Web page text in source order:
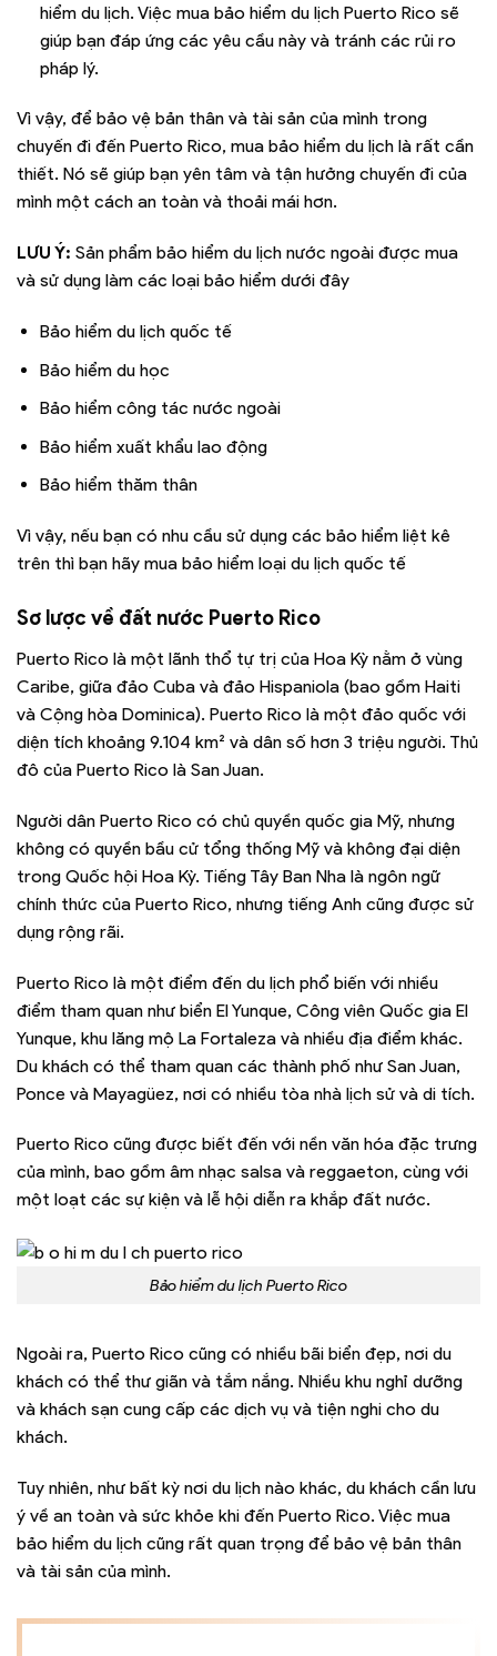
hiểm du lịch. Việc mua bảo hiểm du lịch Puerto Rico sẽ
giúp bạn đáp ứng các yêu cầu này và tránh các rủi ro
pháp lý.
Vì vậy, để bảo vệ bản thân và tài sản của mình trong
chuyến đi đến Puerto Rico, mua bảo hiểm du lịch là rất cần
thiết. Nó sẽ giúp bạn yên tâm và tận hưởng chuyến đi của
mình một cách an toàn và thoải mái hơn.
LƯU Ý: Sản phẩm bảo hiểm du lịch nước ngoài được mua
và sử dụng làm các loại bảo hiểm dưới đây
Bảo hiểm du lịch quốc tế
Bảo hiểm du học
Bảo hiểm công tác nước ngoài
Bảo hiểm xuất khẩu lao động
Bảo hiểm thăm thân
Vì vậy, nếu bạn có nhu cầu sử dụng các bảo hiểm liệt kê
trên thì bạn hãy mua bảo hiểm loại du lịch quốc tế
Sơ lược về đất nước Puerto Rico
Puerto Rico là một lãnh thổ tự trị của Hoa Kỳ nằm ở vùng
Caribe, giữa đảo Cuba và đảo Hispaniola (bao gồm Haiti
và Cộng hòa Dominica). Puerto Rico là một đảo quốc với
diện tích khoảng 9.104 km² và dân số hơn 3 triệu người. Thủ
đô của Puerto Rico là San Juan.
Người dân Puerto Rico có chủ quyền quốc gia Mỹ, nhưng
không có quyền bầu cử tổng thống Mỹ và không đại diện
trong Quốc hội Hoa Kỳ. Tiếng Tây Ban Nha là ngôn ngữ
chính thức của Puerto Rico, nhưng tiếng Anh cũng được sử
dụng rộng rãi.
Puerto Rico là một điểm đến du lịch phổ biến với nhiều
điểm tham quan như biển El Yunque, Công viên Quốc gia El
Yunque, khu lăng mộ La Fortaleza và nhiều địa điểm khác.
Du khách có thể tham quan các thành phố như San Juan,
Ponce và Mayagüez, nơi có nhiều tòa nhà lịch sử và di tích.
Puerto Rico cũng được biết đến với nền văn hóa đặc trưng
của mình, bao gồm âm nhạc salsa và reggaeton, cùng với
một loạt các sự kiện và lễ hội diễn ra khắp đất nước.
Bảo hiểm du lịch Puerto Rico
Ngoài ra, Puerto Rico cũng có nhiều bãi biển đẹp, nơi du
khách có thể thư giãn và tắm nắng. Nhiều khu nghỉ dưỡng
và khách sạn cung cấp các dịch vụ và tiện nghi cho du
khách.
Tuy nhiên, như bất kỳ nơi du lịch nào khác, du khách cần lưu
ý về an toàn và sức khỏe khi đến Puerto Rico. Việc mua
bảo hiểm du lịch cũng rất quan trọng để bảo vệ bản thân
và tài sản của mình.